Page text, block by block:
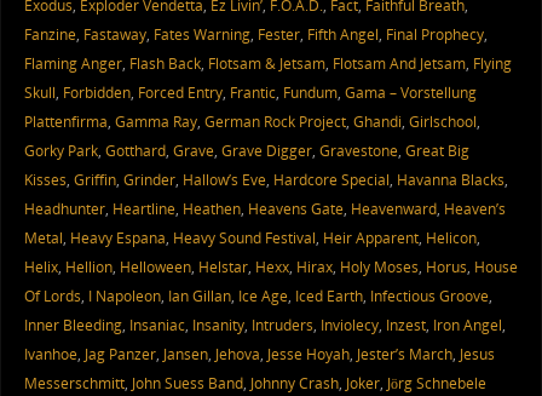
Exodus, Exploder Vendetta, Ez Livin’, F.O.A.D., Fact, Faithful Breath,
Fanzine, Fastaway, Fates Warning, Fester, Fifth Angel, Final Prophecy,
Flaming Anger, Flash Back, Flotsam & Jetsam, Flotsam And Jetsam, Flying
Skull, Forbidden, Forced Entry, Frantic, Fundum, Gama – Vorstellung
Plattenfirma, Gamma Ray, German Rock Project, Ghandi, Girlschool,
Gorky Park, Gotthard, Grave, Grave Digger, Gravestone, Great Big
Kisses, Griffin, Grinder, Hallow’s Eve, Hardcore Special, Havanna Blacks,
Headhunter, Heartline, Heathen, Heavens Gate, Heavenward, Heaven’s
Metal, Heavy Espana, Heavy Sound Festival, Heir Apparent, Helicon,
Helix, Hellion, Helloween, Helstar, Hexx, Hirax, Holy Moses, Horus, House
Of Lords, I Napoleon, Ian Gillan, Ice Age, Iced Earth, Infectious Groove,
Inner Bleeding, Insaniac, Insanity, Intruders, Inviolecy, Inzest, Iron Angel,
Ivanhoe, Jag Panzer, Jansen, Jehova, Jesse Hoyah, Jester’s March, Jesus
Messerschmitt, John Suess Band, Johnny Crash, Joker, Jörg Schnebele